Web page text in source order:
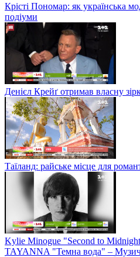
Крісті Пономар: як українська
подіуми
Денієл Крейґ отримав власну
Таїланд: райське місце для
Kylie Minogue "Second to
TAYANNA "Темна вода" –